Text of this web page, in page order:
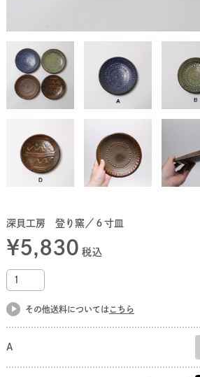
深貝工房 登り窯／６寸皿
¥5,830 税込
その他送料については こちら
A